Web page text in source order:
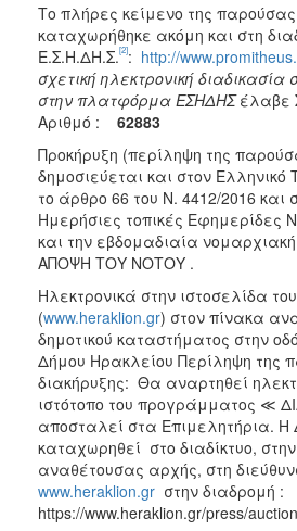
Το πλήρες κείμενο της
καταχωρήθηκε ακόμη και στη
Ε.Σ.Η.ΔΗ.Σ.[2]: http://www.promitheus.
σχετική ηλεκτρονική
στην πλατφόρμα ΕΣΗΔΗΣέλαβε
Αριθμό : 62883
Προκήρυξη (περίληψη της
δημοσιεύεται και στον
το άρθρο 66 του Ν. 4412/2016 και
Ημερήσιες τοπικές Εφημερίδες
και την εβδομαδιαία
ΑΠΟΨΗ ΤΟΥ ΝΟΤΟΥ .
Ηλεκτρονικά στην ιστοσελίδα
(www.heraklion.gr) στον πίνακα
δημοτικού καταστήματος στην
Δήμου Ηρακλείου Περίληψη της
διακήρυξης: Θα αναρτηθεί
ιστότοπο του προγράμματος ≪
αποσταλεί στα Επιμελητήρια. Η
καταχωρηθεί στο διαδίκτυο,
αναθέτουσας αρχής, στη
www.heraklion.gr στην διαδρομή :
https://www.heraklion.gr/press/auction